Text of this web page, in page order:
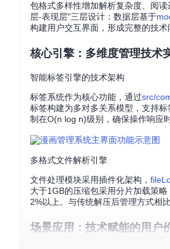
包格式多样性增加解析复杂度、阅
层-表现层"三层设计：数据层基于
构建用户交互界面，形成完整的技术
核心引擎：多维度管理技术
智能标签引擎的技术架构
标签系统作为核心功能，通过src/
标签构建为多对多关系模型，支持
制在O(n log n)级别，确保操作响应
多格式文件解析引擎
文件处理模块采用插件化架构，
大于1GB的压缩包采用分片加载策
2%以上。与传统解压后管理方式相
场景应用：技术赋能的用户